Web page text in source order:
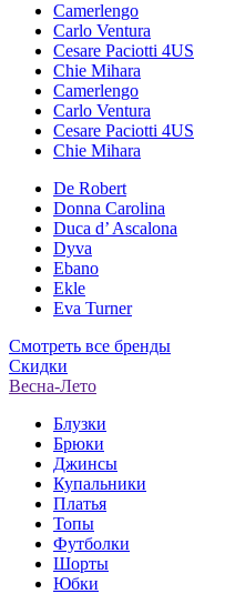
Camerlengo
Carlo Ventura
Cesare Paciotti 4US
Chie Mihara
Camerlengo
Carlo Ventura
Cesare Paciotti 4US
Chie Mihara
De Robert
Donna Carolina
Duca d’ Ascalona
Dyva
Ebano
Ekle
Eva Turner
Смотреть все бренды
Скидки
Весна-Лето
Блузки
Брюки
Джинсы
Купальники
Платья
Топы
Футболки
Шорты
Юбки